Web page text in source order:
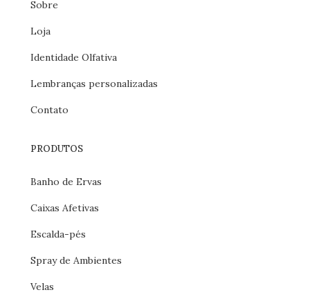
Sobre
Loja
Identidade Olfativa
Lembranças personalizadas
Contato
PRODUTOS
Banho de Ervas
Caixas Afetivas
Escalda-pés
Spray de Ambientes
Velas